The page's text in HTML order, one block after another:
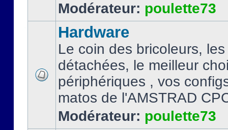
Modérateur: poulette73
Hardware
Le coin des bricoleurs,
détachées, le meilleur
périphériques , vos
matos de l'AMSTRAD
Modérateur: poulette73